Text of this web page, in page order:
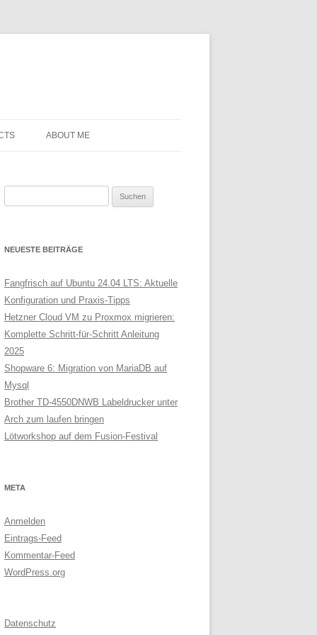
ABOUT ME
NEUESTE BEITRÄGE
Fangfrisch auf Ubuntu 24.04 LTS: Aktuelle
Konfiguration und Praxis-Tipps
Hetzner Cloud VM zu Proxmox migrieren:
Komplette Schritt-für-Schritt Anleitung
2025
Shopware 6: Migration von MariaDB auf
Mysql
Brother TD-4550DNWB Labeldrucker unter
Arch zum laufen bringen
Lötworkshop auf dem Fusion-Festival
META
Anmelden
Eintrags-Feed
Kommentar-Feed
WordPress.org
Datenschutz